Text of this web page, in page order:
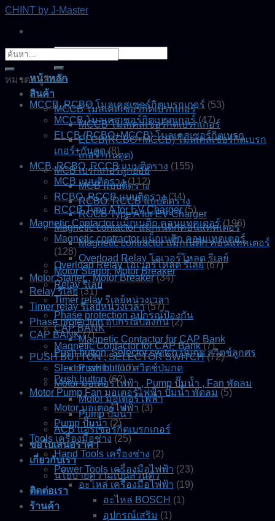
Skip
content
CHINT by J-Master
หน้าหลัก
สินค้า
MCCB โมลเคสเซอร์กิตเบรกเกอร์
MCCB โมลเคสเซอร์กิตเบรกเกอร์
ELCB(RCBO+MCCB) โมลเคสเซอร์กิตเบรก
เกอร์+กันดูด)
MCB เบรกเกอร์ลูกย่อย
MCB แบบติดราง
RCBO, RCCB แบบติดราง
RCCB Type A for EV Charger
Magnetic contactor แมกเนติกคอนแทคเตอร์
Magnetic contractor แม็กเนติก คอนแทคเตอร์
Overload Relay โอเวอร์โหลด รีเลย์
Motor Startor, Motor Breaker
Relay รีเลย์
Timer relay รีเลย์หน่วงเวลา
Phase protection อุปกรณ์ป้องกัน
CAP BANK
Magnetic Contactor for CAP Bank
Push button, Selector switch ปุ่มกด สวิตช์ลูกศร
Push button สวิตช์ปุ่มกด
Motor มอเตอร์ไฟฟ้า , Pump ปั๊มน้ำ , Fan พัดลม
Motor มอเตอร์ไฟฟ้า
Pump ปั๊มน้ำ
ACB แอร์เซอร์กิตเบรกเกอร์
ขอใบเสนอราคา
เกี่ยวกับเรา
นโยบายความเป็นส่วนตัว
ติดต่อเรา
ร้านค้า
ค้นหา:
หมวดหมู่สินค้า
MCCB, RCBO โมลเคสเซอร์กิตเบรกเกอร์ (53)
MCCB โมลเคสเซอร์กิตเบรกเกอร์ (47)
ELCB (RCBO+MCCB) โมลเคสเซอร์กิตเบรก
เกอร์+กันดูด (8)
MCB, RCBO, RCCB แบบติดราง (155)
MCB แบบติดราง (112)
RCBO, RCCB แบบติดราง (34)
RCCB Type A for EV Charger (5)
Magnetic Contactor แม็กเนติก คอนแทคเตอร์ (196)
Magnetic contractor แม็กเนติก คอนแทคเตอร์
(128)
Overload Relay โอเวอร์โหลด รีเลย์ (67)
Motor Starter , Motor Breaker (34)
Relay รีเลย์ (31)
Timer relay รีเลย์หน่วงเวลา (57)
Phase protection อุปกรณ์ป้องกัน (2)
CAP BANK (7)
Magnetic Contactor for CAP Bank (7)
PUSH BUTTON , SELECTOR SWITCH (72)
Slector switch (10)
Push button (62)
Motor Pump Fan มอเตอร์ไฟฟ้า ปั๊มน้ำ พัดลม (5)
Motor มอเตอร์ไฟฟ้า (3)
Pump ปั๊มน้ำ (2)
Tools เครื่องมือช่าง (25)
Hand Tools เครื่องช่าง (2)
Power Tools เครื่องมือไฟฟ้า (23)
อะไหล่ เครื่องมือไฟฟ้า (19)
อะไหล่ BOSCH (1)
อุปกรณ์เสริม (1)